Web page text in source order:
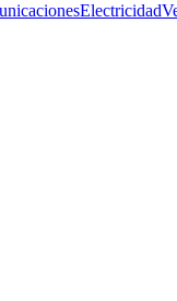
Electricidad